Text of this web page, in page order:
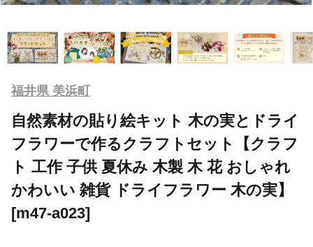
福井県 美浜町
自然素材の貼り絵キット 木の実とドライ
フラワーで作るクラフトセット【クラフ
ト 工作 子供 夏休み 木製 木 花 おしゃれ
かわいい 雑貨 ドライフラワー 木の実】
[m47-a023]